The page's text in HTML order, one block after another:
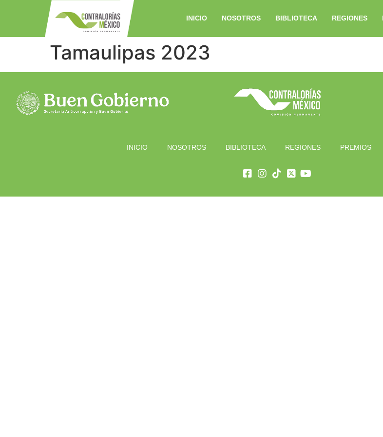
INICIO NOSOTROS BIBLIOTECA REGIONES
Tamaulipas 2023
INICIO NOSOTROS BIBLIOTECA REGIONES PREMIOS